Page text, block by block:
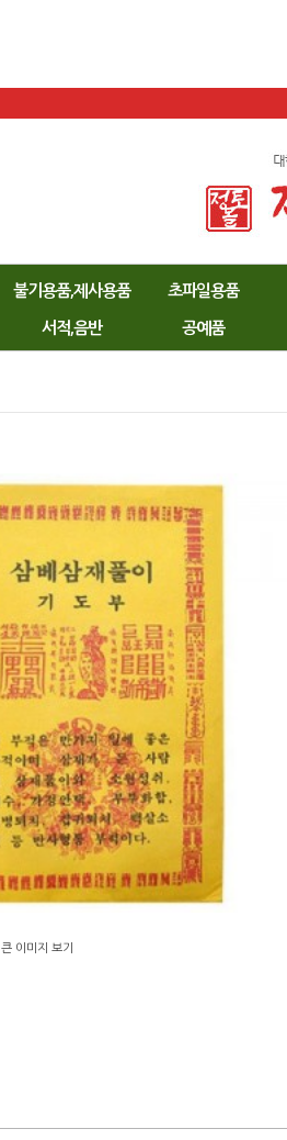
불기용품,제사용품 초파일용품
서적,음반 공예품
큰 이미지 보기